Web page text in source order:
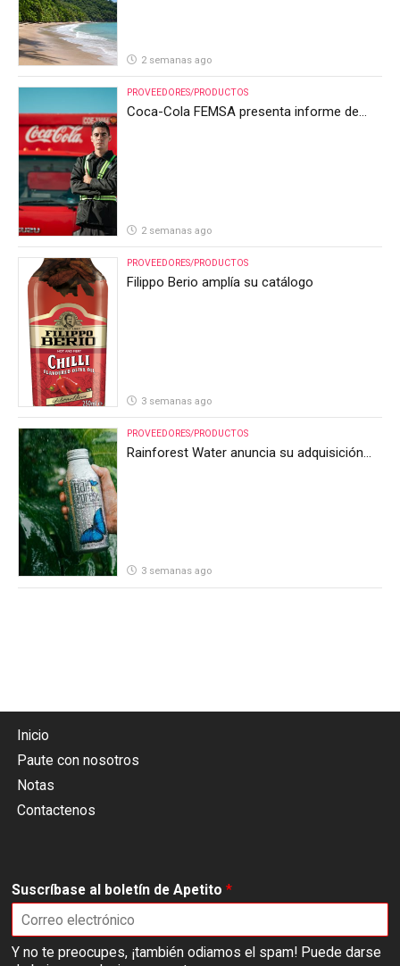
2 semanas ago
PROVEEDORES/PRODUCTOS
Coca-Cola FEMSA presenta informe de
2 semanas ago
PROVEEDORES/PRODUCTOS
Filippo Berio amplía su catálogo
3 semanas ago
PROVEEDORES/PRODUCTOS
Rainforest Water anuncia su adquisición
3 semanas ago
Inicio
Paute con nosotros
Notas
Contactenos
Suscríbase al boletín de Apetito *
Y no te preocupes, ¡también odiamos el spam! Puede darse